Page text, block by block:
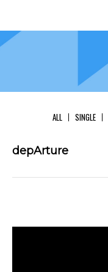
ALL SINGLE
depArture